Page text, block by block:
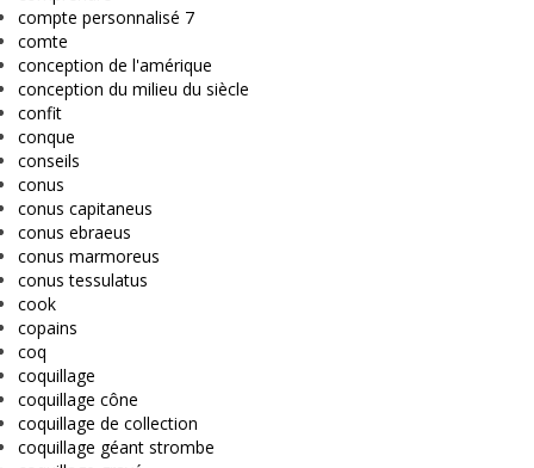
compte personnalisé 7
comte
conception de l'amérique
conception du milieu du siècle
confit
conque
conseils
conus
conus capitaneus
conus ebraeus
conus marmoreus
conus tessulatus
cook
copains
coq
coquillage
coquillage cône
coquillage de collection
coquillage géant strombe